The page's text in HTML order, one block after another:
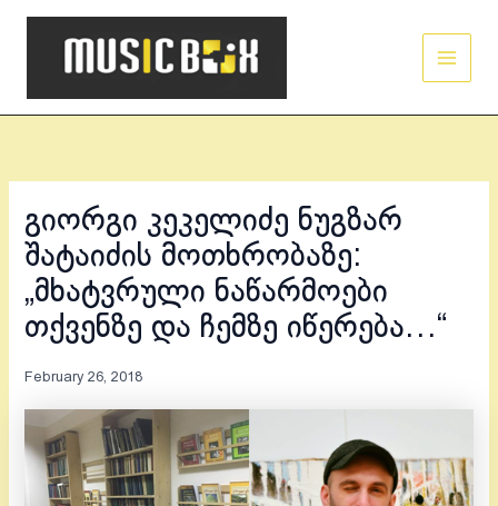
Skip
გიორგი კეკელიძე ნუგზარ
შატაიძის მოთხრობაზე:
„მხატვრული ნაწარმოები
თქვენზე და ჩემზე იწერება…“
February 26, 2018